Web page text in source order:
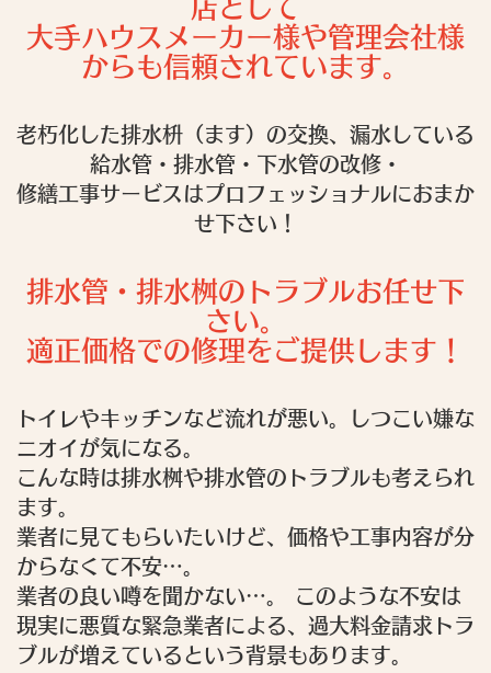
店として
大手ハウスメーカー様や管理会社様
からも信頼されています。
老朽化した排水枡（ます）の交換、漏水している
給水管・排水管・下水管の改修・
修繕工事サービスはプロフェッショナルにおまか
せ下さい！
排水管・排水桝のトラブルお任せ下
さい。
適正価格での修理をご提供します！
トイレやキッチンなど流れが悪い。しつこい嫌な
ニオイが気になる。
こんな時は排水桝や排水管のトラブルも考えられ
ます。
業者に見てもらいたいけど、価格や工事内容が分
からなくて不安…。
業者の良い噂を聞かない…。 このような不安は
現実に悪質な緊急業者による、過大料金請求トラ
ブルが増えているという背景もあります。